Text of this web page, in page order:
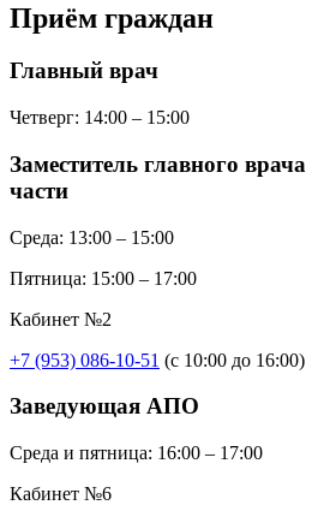
Приём граждан
Главный врач
Четверг: 14:00 – 15:00
Заместитель главного
части
Среда: 13:00 – 15:00
Пятница: 15:00 – 17:00
Кабинет №2
+7 (953) 086-10-51 (с 10:00 до 16:00)
Заведующая АПО
Среда и пятница: 16:00 – 17:00
Кабинет №6